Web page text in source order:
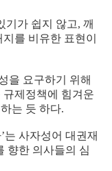
기가 쉽지 않고, 깨
를 비유한 표현이
을 요구하기 위해
제정책에 힘겨운
는 듯 하다.
는 사자성어 대권재
향한 의사들의 심